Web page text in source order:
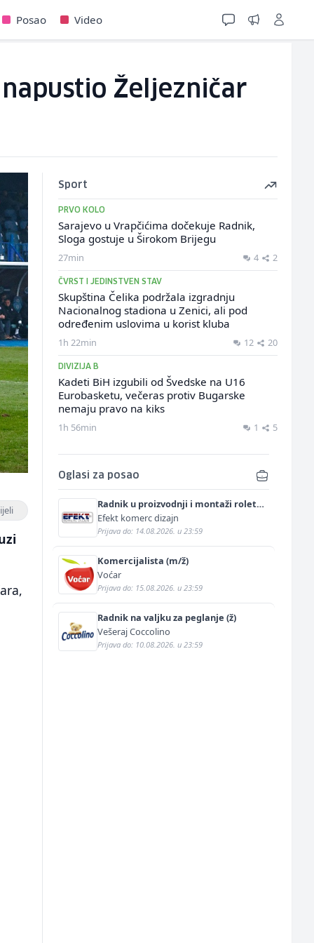
Posao Video
Željezničar
Sport
PRVO KOLO
Sarajevo u Vrapčićima dočekuje Radnik,
Sloga gostuje u Širokom Brijegu
27min 4 2
ČVRST I JEDINSTVEN STAV
Skupština Čelika podržala izgradnju
Nacionalnog stadiona u Zenici, ali pod
određenim uslovima u korist kluba
1h 22min 12 20
DIVIZIJA B
Kadeti BiH izgubili od Švedske na U16
Eurobasketu, večeras protiv Bugarske
nemaju pravo na kiks
1h 56min 1 5
Oglasi za posao
Radnik u proizvodnji i montaži roletni
(m)
Efekt komerc dizajn
Prijava do: 14.08.2026. u 23:59
Komercijalista (m/ž)
Voćar
Prijava do: 15.08.2026. u 23:59
Radnik na valjku za peglanje (ž)
Vešeraj Coccolino
Prijava do: 10.08.2026. u 23:59